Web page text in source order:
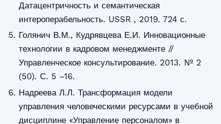
Датацентричность и семантическая
интероперабельность. USSR , 2019. 724 с.
Голянич В.М., Кудрявцева Е.И. Инновационные
технологии в кадровом менеджменте //
Управленческое консультирование. 2013. № 2
(50). С. 5 –16.
Надреева Л.Л. Трансформация модели
управления человеческими ресурсами в учебной
дисциплине «Управление персоналом» в